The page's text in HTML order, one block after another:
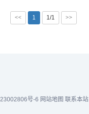
<< 1 1/1 >>
号-6 网站地图 联系本站